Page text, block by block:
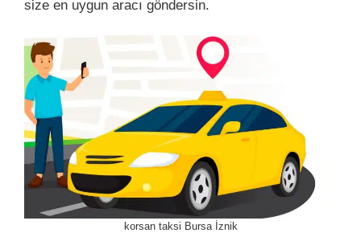
size en uygun aracı göndersin.
korsan taksi Bursa İznik